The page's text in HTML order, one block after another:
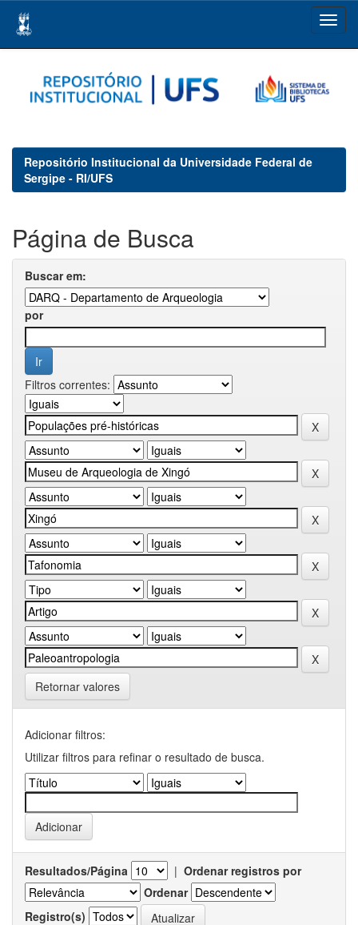
navigation
Repositório Institucional da Universidade Federal de
Sergipe - RI/UFS
Página de Busca
Buscar em:
por
Filtros correntes:
Retornar valores
Adicionar filtros:
Utilizar filtros para refinar o resultado de busca.
Resultados/Página | Ordenar registros por
Ordenar
Registro(s)